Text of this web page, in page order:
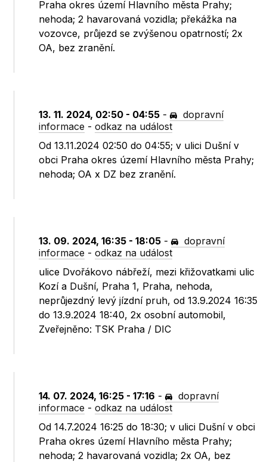
Praha okres území Hlavního města Prahy;
nehoda; 2 havarovaná vozidla; překážka na
vozovce, průjezd se zvýšenou opatrností; 2x
OA, bez zranění.
13. 11. 2024, 02:50 - 04:55 -
dopravní
informace -odkaz na událost
Od 13.11.2024 02:50 do 04:55; v ulici Dušní v
obci Praha okres území Hlavního města Prahy;
nehoda; OA x DZ bez zranění.
13. 09. 2024, 16:35 - 18:05 -
dopravní
informace -odkaz na událost
ulice Dvořákovo nábřeží, mezi křižovatkami ulic
Kozí a Dušní, Praha 1, Praha, nehoda,
neprůjezdný levý jízdní pruh, od 13.9.2024 16:35
do 13.9.2024 18:40, 2x osobní automobil,
Zveřejněno: TSK Praha / DIC
14. 07. 2024, 16:25 - 17:16 -
dopravní
informace -odkaz na událost
Od 14.7.2024 16:25 do 18:30; v ulici Dušní v obci
Praha okres území Hlavního města Prahy;
nehoda; 2 havarovaná vozidla; 2x OA, bez